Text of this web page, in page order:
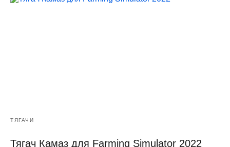
ТЯГАЧИ
Тягач Камаз для Farming Simulator 2022